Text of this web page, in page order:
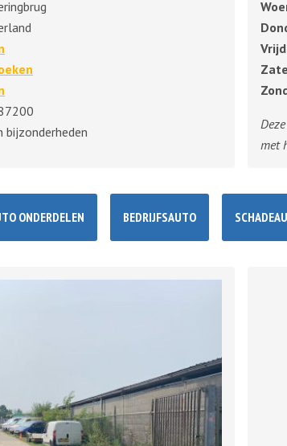
bijzonderheden
met
ONDERDELEN BEDRIJFSAUTO